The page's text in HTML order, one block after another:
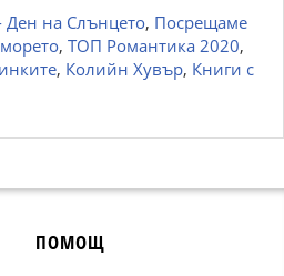
Ден на Слънцето, Посрещаме
, ТОП Романтика 2020,
, Колийн Хувър, Книги с
ПОМОЩ